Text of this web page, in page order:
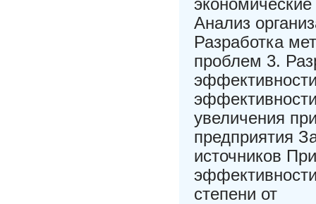
Анализ
Разработка
проблем 3.
увеличения
предприятия
источников
степени от